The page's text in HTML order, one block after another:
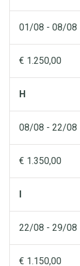
01/08 - 08/08
€ 1.250,00
H
08/08 - 22/08
€ 1.350,00
I
22/08 - 29/08
€ 1.150,00